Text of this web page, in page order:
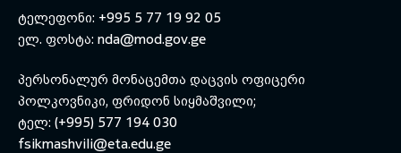
ტელეფონი: +995 5 77 19 92 05
ელ. ფოსტა: nda@mod.gov.ge
პერსონალურ მონაცემთა დაცვის ოფიცერი
პოლკოვნიკი, ფრიდონ სიყმაშვილი;
ტელ: (+995) 577 194 030
fsikmashvili@eta.edu.ge